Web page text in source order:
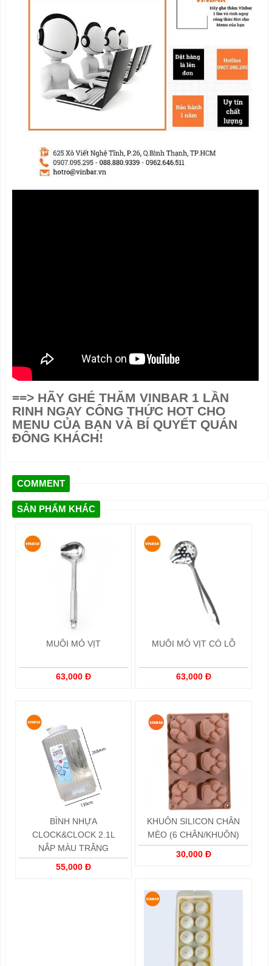
==> HÃY GHÉ THĂM VINBAR 1 LẦN
RINH NGAY CÔNG THỨC HOT CHO
MENU CỦA BẠN VÀ BÍ QUYẾT QUÁN
ĐÔNG KHÁCH!
COMMENT
SẢN PHẨM KHÁC
MUÔI MỎ VỊT
63,000 Đ
MUÔI MỎ VỊT CÓ LỖ
63,000 Đ
BÌNH NHỰA
CLOCK&CLOCK 2.1L
NẮP MÀU TRẮNG
55,000 Đ
KHUÔN SILICON CHÂN
MÈO (6 CHÂN/KHUÔN)
30,000 Đ